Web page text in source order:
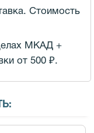
Стоимость
МКАД +
от 500 ₽.